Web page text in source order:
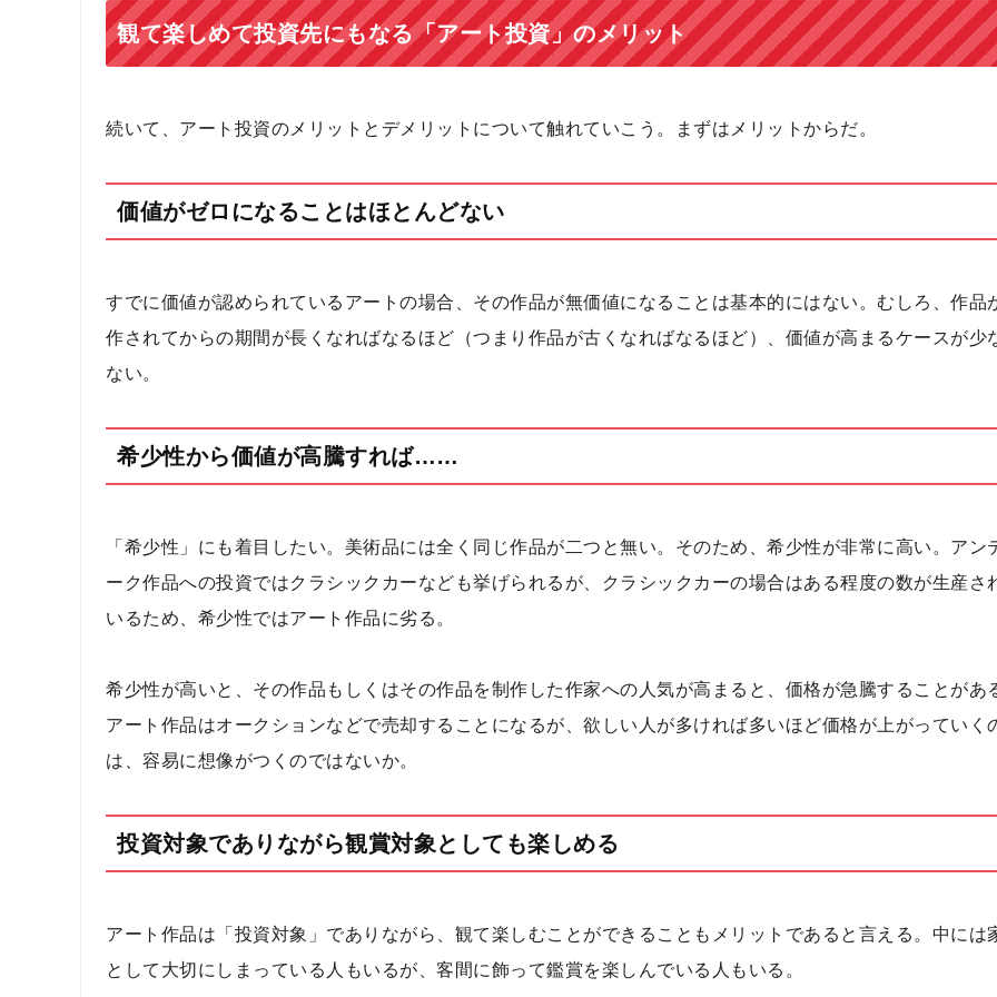
観て楽しめて投資先にもなる「アート投資」のメリット
続いて、アート投資のメリットとデメリットについて触れていこう。まずはメリットからだ。
価値がゼロになることはほとんどない
すでに価値が認められているアートの場合、その作品が無価値になることは基本的にはない。むしろ、作品
作されてからの期間が長くなればなるほど（つまり作品が古くなればなるほど）、価値が高まるケースが少
ない。
希少性から価値が高騰すれば……
「希少性」にも着目したい。美術品には全く同じ作品が二つと無い。そのため、希少性が非常に高い。アン
ーク作品への投資ではクラシックカーなども挙げられるが、クラシックカーの場合はある程度の数が生産さ
いるため、希少性ではアート作品に劣る。
希少性が高いと、その作品もしくはその作品を制作した作家への人気が高まると、価格が急騰することがあ
アート作品はオークションなどで売却することになるが、欲しい人が多ければ多いほど価格が上がっていく
は、容易に想像がつくのではないか。
投資対象でありながら観賞対象としても楽しめる
アート作品は「投資対象」でありながら、観て楽しむことができることもメリットであると言える。中には
として大切にしまっている人もいるが、客間に飾って鑑賞を楽しんでいる人もいる。